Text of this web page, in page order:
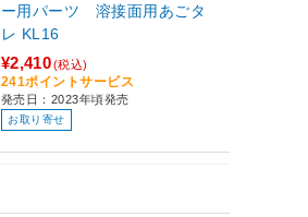
ー用パーツ 溶接面用あごタ
レ KL16
¥2,410(税込)
241ポイントサービス
発売日：2023年頃発売
お取り寄せ